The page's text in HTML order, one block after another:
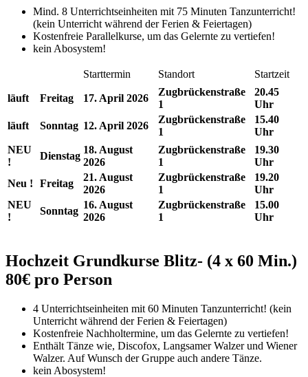
Mind. 8 Unterrichtseinheiten mit 75 Minuten Tanzunterricht!
(kein Unterricht während der Ferien & Feiertagen)
Kostenfreie Parallelkurse, um das Gelernte zu vertiefen!
kein Abosystem!
Starttermin Standort Startzeit
läuft Freitag 17. April 2026
Zugbrückenstraße
1
20.45
Uhr
läuft
Sonntag 12. April 2026
Zugbrückenstraße
1
15.40
Uhr
NEU
!
Dienstag
18. August
2026
Zugbrückenstraße
1
19.30
Uhr
Neu !
Freitag
21. August
2026
Zugbrückenstraße
1
19.20
Uhr
NEU
!
Sonntag
16. August
2026
Zugbrückenstraße
1
15.00
Uhr
Hochzeit Grundkurse Blitz- (4 x 60 Min.)
80€ pro Person
4 Unterrichtseinheiten mit 60 Minuten Tanzunterricht! (kein
Unterricht während der Ferien & Feiertagen)
Kostenfreie Nachholtermine, um das Gelernte zu vertiefen!
Enthält Tänze wie, Discofox, Langsamer Walzer und Wiener
Walzer. Auf Wunsch der Gruppe auch andere Tänze.
kein Abosystem!